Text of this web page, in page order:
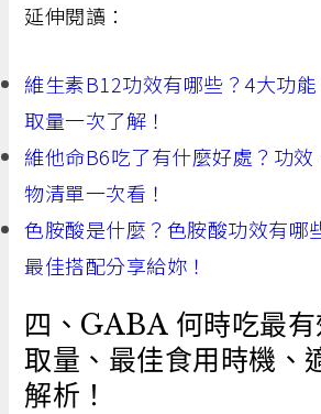
延伸閱讀：
維生素B12功效有哪些？4大功
取量一次了解！
維他命B6吃了有什麼好處？功
物清單一次看！
色胺酸是什麼？色胺酸功效有哪
最佳搭配分享給妳！
四、GABA 何時吃最
取量、最佳食用時機、
解析！